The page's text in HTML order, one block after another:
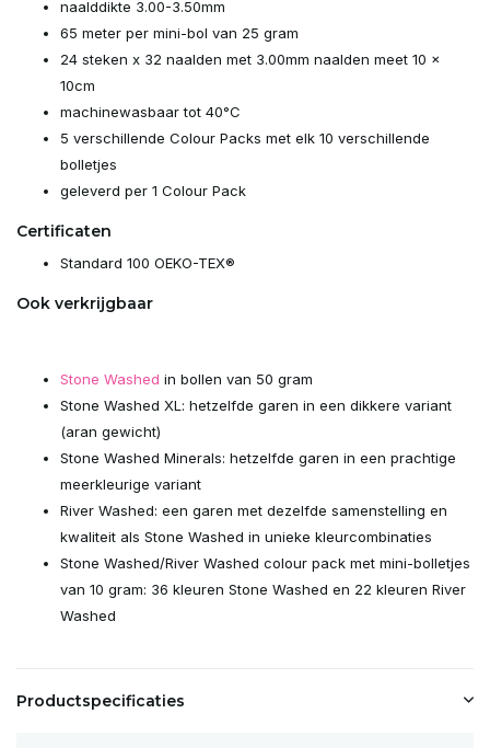
naalddikte 3.00-3.50mm
65 meter per mini-bol van 25 gram
24 steken x 32 naalden met 3.00mm naalden meet 10 x
10cm
machinewasbaar tot 40°C
5 verschillende Colour Packs met elk 10 verschillende
bolletjes
geleverd per 1 Colour Pack
Certificaten
Standard 100 OEKO-TEX®
Ook verkrijgbaar
Stone Washed in bollen van 50 gram
Stone Washed XL: hetzelfde garen in een dikkere variant
(aran gewicht)
Stone Washed Minerals: hetzelfde garen in een prachtige
meerkleurige variant
River Washed: een garen met dezelfde samenstelling en
kwaliteit als Stone Washed in unieke kleurcombinaties
Stone Washed/River Washed colour pack met mini-bolletjes
van 10 gram: 36 kleuren Stone Washed en 22 kleuren River
Washed
Productspecificaties